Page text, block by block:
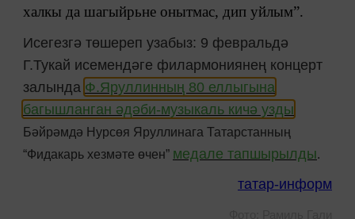
халкы да шагыйрьне онытмас, дип уйлым”.
Исегезгә төшереп узабыз: 9 февральдә
Г.Тукай исемендәге филармониянең концерт
залында Ф.Яруллинның 80 еллыгына
багышланган әдәби-музыкаль кичә узды
Бәйрәмдә Нурсөя Яруллинага Татарстанның
“Фидакарь хезмәте өчен” медале тапшырылды.
татар-информ